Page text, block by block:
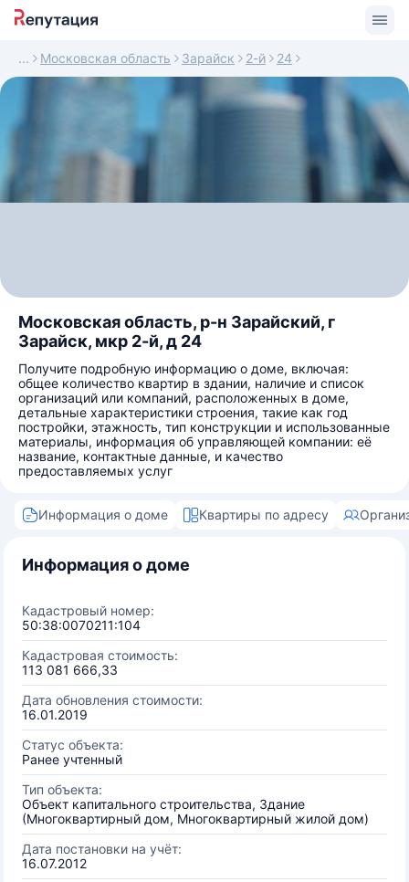
Московская область Зарайск 2-й 24
Московская область, р-н Зарайский, г
Зарайск, мкр 2-й, д 24
Получите подробную информацию о доме, включая:
общее количество квартир в здании, наличие и список
организаций или компаний, расположенных в доме,
детальные характеристики строения, такие как год
постройки, этажность, тип конструкции и использованные
материалы, информация об управляющей компании: её
название, контактные данные, и качество
предоставляемых услуг
Информация о доме Квартиры по адресу
Информация о доме
Кадастровый номер:
50:38:0070211:104
Кадастровая стоимость:
113 081 666,33
Дата обновления стоимости:
16.01.2019
Статус объекта:
Ранее учтенный
Тип объекта:
Объект капитального строительства, Здание
(Многоквартирный дом, Многоквартирный жилой дом)
Дата постановки на учёт:
16.07.2012